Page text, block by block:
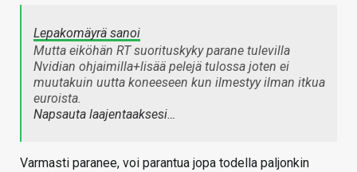
Lepakomäyrä sanoi
Mutta eiköhän RT suorituskyky parane tulevilla
Nvidian ohjaimilla+lisää pelejä tulossa joten ei
muutakuin uutta koneeseen kun ilmestyy ilman itkua
euroista.
Napsauta laajentaaksesi…
Varmasti paranee, voi parantua jopa todella paljonkin